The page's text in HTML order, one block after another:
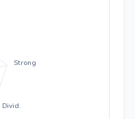
Strong
Divid.